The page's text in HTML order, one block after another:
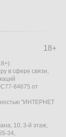
18+
в сфере связи,
84675 от
"ИНТЕРНЕТ
10, 3-й этаж,
34,